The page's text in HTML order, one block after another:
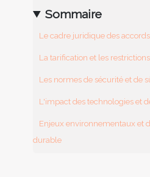
Sommaire
Le cadre juridique des
La tarification et les
Les normes de sécurité et de
L'impact des technologies et
Enjeux environnementaux et
durable